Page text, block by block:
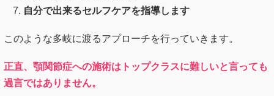
自分で出来るセルフケアを指導します
このような多岐に渡るアプローチを行っていきます。
正直、顎関節症への施術はトップクラスに難しいと言っても
過言ではありません。